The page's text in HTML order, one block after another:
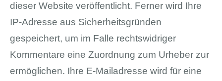
dieser Website veröffentlicht. Ferner wird Ihre
IP-Adresse aus Sicherheitsgründen
gespeichert, um im Falle rechtswidriger
Kommentare eine Zuordnung zum Urheber zur
ermöglichen. Ihre E-Mailadresse wird für eine